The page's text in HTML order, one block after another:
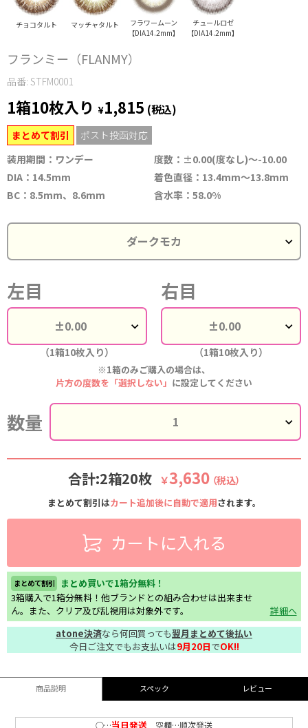
チョコタルト マッチャタルト
フラワームーン
【DIA14.2mm】
チュールロゼ
【DIA14.2mm】
フランミー（FLANMY）
品番: STFM0001
1箱10枚入り ¥1,815 (税込)
まとめて割引
ポスト投函対応
装用期間：ワンデー
度数：±0.00(度なし)～-10.00
DIA：14.5mm
着色直径：13.4mm～13.8mm
BC：8.5mm、8.6mm
含水率：58.0%
左目
（1箱10枚入り）
右目
（1箱10枚入り）
※1箱のみご購入の場合は、
片方の度数を「選択しない」 に設定してください
数量
合計:2箱20枚 ￥3,630 （税込）
まとめて割引はカート追加後に自動で適用されます。
カートに入れる
まとめて割引
まとめ買いで1箱分無料！
3箱購入で1箱分無料！他ブランドとの組み合わせは出来ませ
ん。また、クリア及び乱視用は対象外です。
詳細へ
atone決済なら何回買っても翌月まとめて後払い
今日ご注文でもお支払いは9月20日でOK!!
商品説明 スペック レビュー
○…当日発送 空欄…順次発送